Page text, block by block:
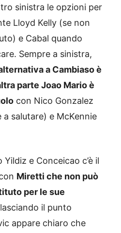
sinistra le opzioni per
Lloyd Kelly (se non
e Cabal quando
Sempre a sinistra,
a Cambiaso è
parte Joao Mario è
con Nico Gonzalez
salutare) e McKennie
e Conceicao c’è il
Miretti che non può
per le sue
il punto
appare chiaro che